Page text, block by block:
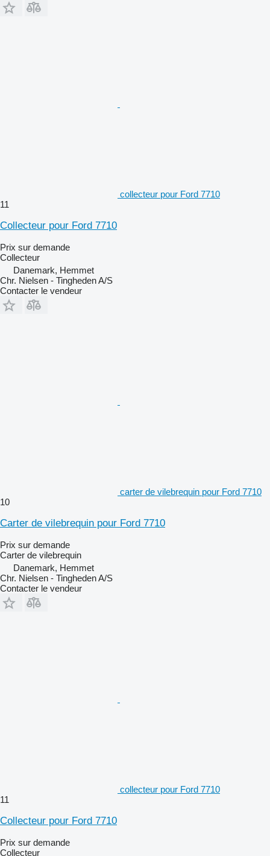
collecteur pour Ford 7710
11
Collecteur pour Ford 7710
Prix sur demande
Collecteur
Danemark, Hemmet
Chr. Nielsen - Tingheden A/S
Contacter le vendeur
carter de vilebrequin pour Ford 7710
10
Carter de vilebrequin pour Ford 7710
Prix sur demande
Carter de vilebrequin
Danemark, Hemmet
Chr. Nielsen - Tingheden A/S
Contacter le vendeur
collecteur pour Ford 7710
11
Collecteur pour Ford 7710
Prix sur demande
Collecteur